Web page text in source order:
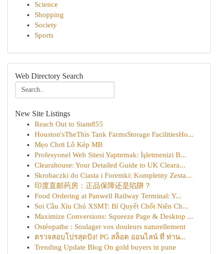
Science
Shopping
Society
Sports
Web Directory Search
New Site Listings
Reach Out to Siam855
Houston'sTheThis Tank FarmsStorage FacilitiesHo...
Mẹo Chơi Lô Kép MB
Profesyonel Web Sitesi Yaptırmak: İşletmenizi B...
Clearahouse: Your Detailed Guide to UK Cleara...
Skrobaczki do Ciasta i Foremki: Kompletny Zesta...
印度直邮药房：正品保障还是陷阱？
Food Ordering at Panwell Railway Terminal: Y...
Soi Cầu Xỉu Chủ XSMT: Bí Quyết Chốt Niên Ch...
Maximize Conversions: Squeeze Page & Desktop ...
Ostéopathe : Soulager vos douleurs naturellement
ตรวจสอบโปรสุดปัง! PG สล็อต ออนไลน์ ที่ ท่าน...
Trending Update Blog On gold buyers in pune